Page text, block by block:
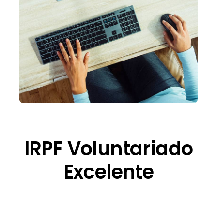
Contacto
IRPF Voluntariado
Excelente